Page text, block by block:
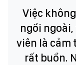
Việc
ngồi
viên là cảm
rất buồn.